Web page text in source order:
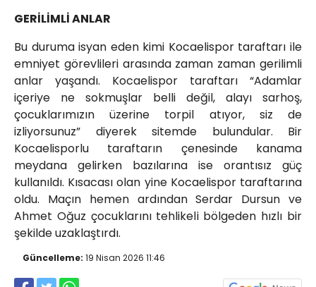
GERİLİMLİ ANLAR
Bu duruma isyan eden kimi Kocaelispor taraftarı ile
emniyet görevlileri arasında zaman zaman gerilimli
anlar yaşandı. Kocaelispor taraftarı “Adamlar
içeriye ne sokmuşlar belli değil, alayı sarhoş,
çocuklarımızın üzerine torpil atıyor, siz de
izliyorsunuz” diyerek sitemde bulundular. Bir
Kocaelisporlu taraftarın çenesinde kanama
meydana gelirken bazılarına ise orantısız güç
kullanıldı. Kısacası olan yine Kocaelispor taraftarına
oldu. Maçın hemen ardından Serdar Dursun ve
Ahmet Oğuz çocuklarını tehlikeli bölgeden hızlı bir
şekilde uzaklaştırdı.
Güncelleme: 19 Nisan 2026 11:46